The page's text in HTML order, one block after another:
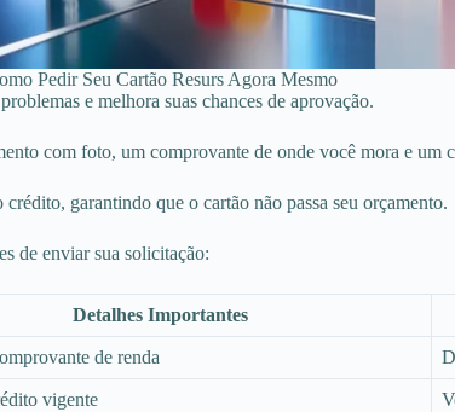
Pedir Seu Cartão Resurs Agora Mesmo
e melhora suas chances de aprovação.
com foto, um comprovante de onde você mora e um
garantindo que o cartão não passa seu orçamento.
de enviar sua solicitação:
Detalhes Importantes
de renda
vigente